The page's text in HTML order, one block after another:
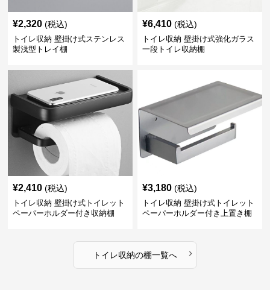
¥2,320 (税込)
トイレ収納 壁掛け式ステンレス
製浅型トレイ棚
¥6,410 (税込)
トイレ収納 壁掛け式強化ガラス
一段トイレ収納棚
¥2,410 (税込)
トイレ収納 壁掛け式トイレット
ペーパーホルダー付き収納棚
¥3,180 (税込)
トイレ収納 壁掛け式トイレット
ペーパーホルダー付き上置き棚
トイレ収納の棚一覧へ ›